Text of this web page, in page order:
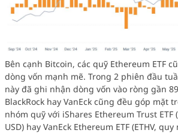
Bên cạnh Bitcoin, các quỹ Ethereum ETF
dòng vốn mạnh mẽ. Trong 2 phiên đầu
này đã ghi nhận dòng vốn vào ròng gần
BlackRock hay VanEck cũng đều góp mặt
nhóm quỹ với iShares Ethereum Trust ETF
USD) hay VanEck Ethereum ETF (ETHV,